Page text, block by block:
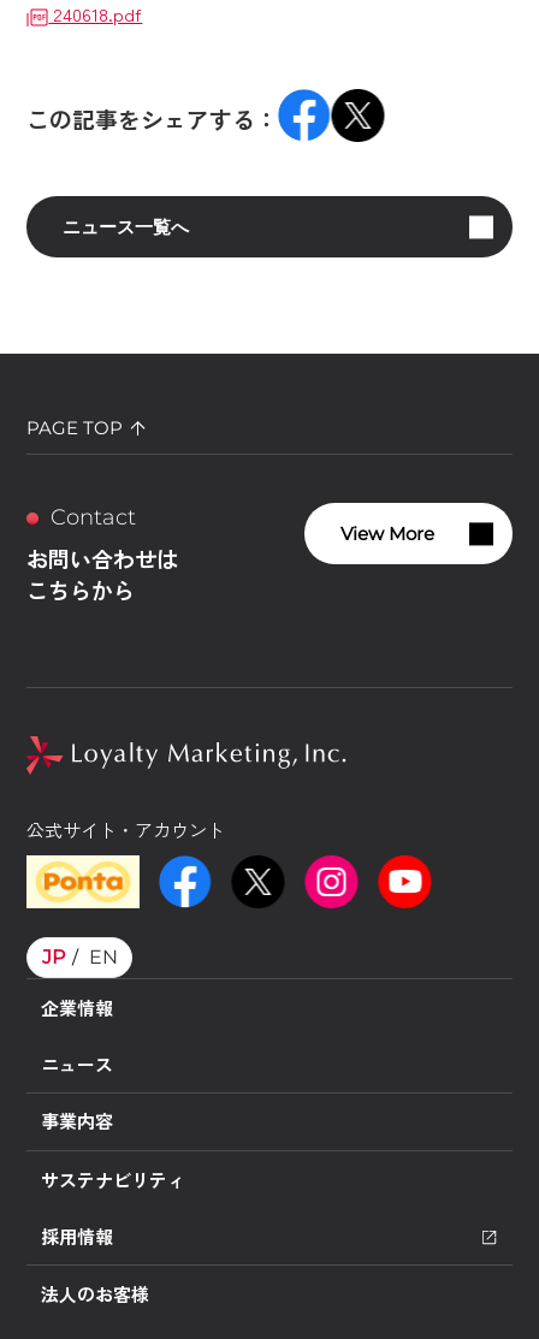
240618.pdf
この記事をシェアする：
ニュース一覧へ
PAGE TOP
Contact
お問い合わせは
こちらから
View More
公式サイト・アカウント
JP EN
企業情報
ニュース
事業内容
サステナビリティ
採用情報
法人のお客様